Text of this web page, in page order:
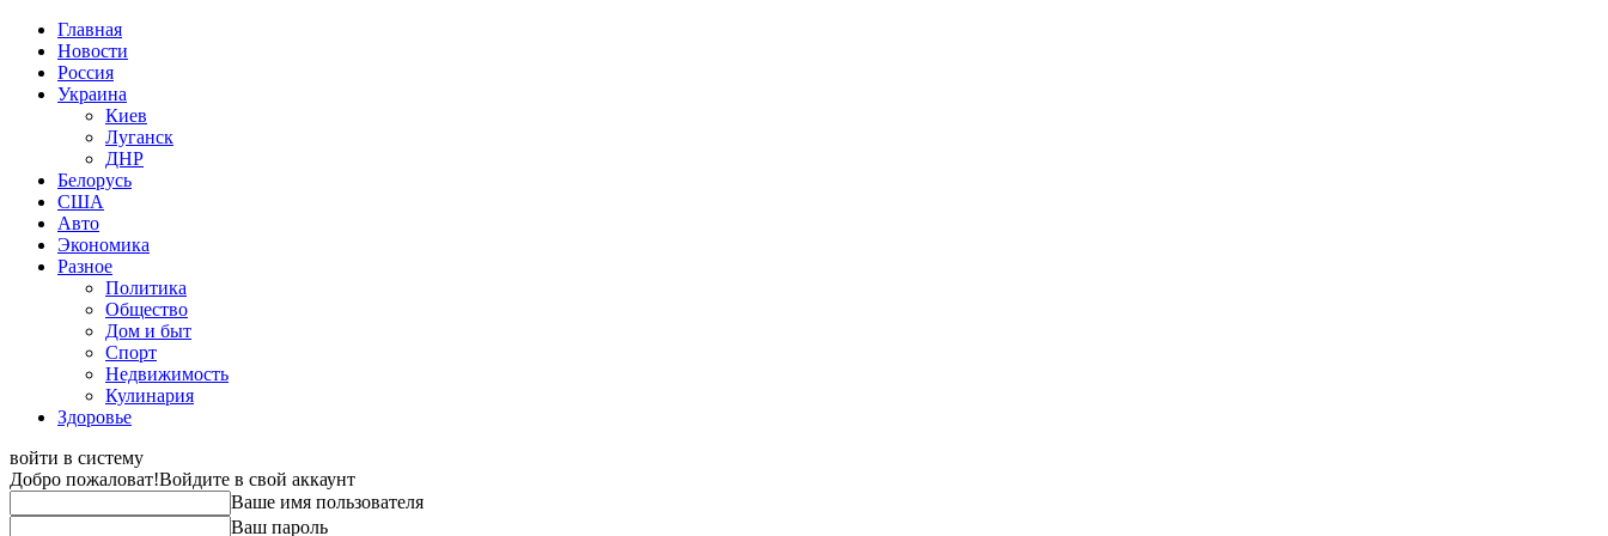
Главная
Новости
Россия
Украина
Киев
Луганск
ДНР
Белорусь
США
Авто
Экономика
Разное
Политика
Общество
Дом и быт
Спорт
Недвижимость
Кулинария
Здоровье
войти в систему
Добро пожаловат!Войдите в свой аккаунт
Ваше имя пользователя
Ваш пароль